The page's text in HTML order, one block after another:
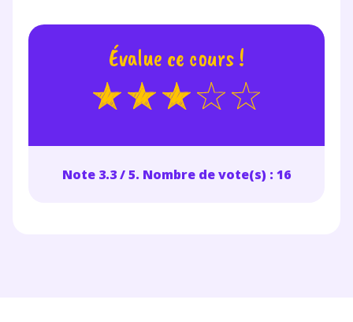
Évalue ce cours !
Note 3.3 / 5. Nombre de vote(s) : 16
désinscription présent dans chaque newsletter. Pour
en savoir plus sur la gestion de vos données
personnelles et pour exercer vos droits, vous pouvez
notre charte .